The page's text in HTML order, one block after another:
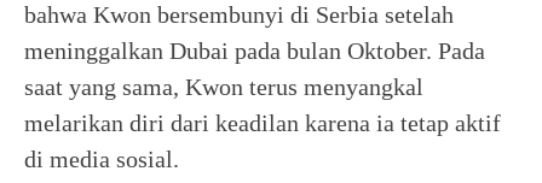
bahwa Kwon bersembunyi di Serbia setelah
meninggalkan Dubai pada bulan Oktober. Pada
saat yang sama, Kwon terus menyangkal
melarikan diri dari keadilan karena ia tetap aktif
di media sosial.